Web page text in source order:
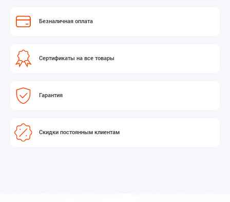
Безналичная оплата
Сертификаты на все товары
Гарантия
Скидки постоянным клиентам